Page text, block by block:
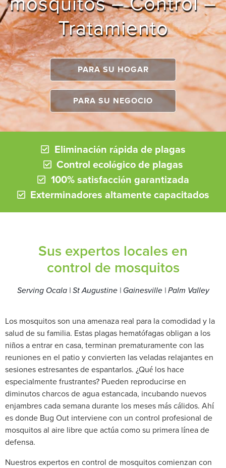
Tratamiento
PARA SU HOGAR
PARA SU NEGOCIO
Eliminación rápida de plagas
Control ecológico de plagas
100% satisfacción garantizada
Exterminadores altamente capacitados
Sus expertos locales en
control de mosquitos
Serving Ocala | St Augustine | Gainesville | Palm Valley
Los mosquitos son una amenaza real para la comodidad y la
salud de su familia. Estas plagas hematófagas obligan a los
niños a entrar en casa, terminan prematuramente con las
reuniones en el patio y convierten las veladas relajantes en
sesiones estresantes de espantarlos. ¿Qué los hace
especialmente frustrantes? Pueden reproducirse en
diminutos charcos de agua estancada, incubando nuevos
enjambres cada semana durante los meses más cálidos. Ahí
es donde Bug Out interviene con un control profesional de
mosquitos al aire libre que actúa como su primera línea de
defensa.
Nuestros expertos en control de mosquitos comienzan con